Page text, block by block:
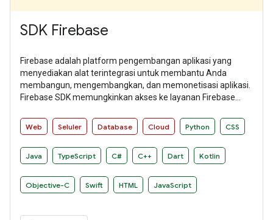
SDK Firebase
Firebase adalah platform pengembangan aplikasi yang
menyediakan alat terintegrasi untuk membantu Anda
membangun, mengembangkan, dan memonetisasi aplikasi.
Firebase SDK memungkinkan akses ke layanan Firebase
Web Seluler Database Cloud Python CSS
Java TypeScript C# C++ Dart Kotlin
Objective-C Swift HTML JavaScript